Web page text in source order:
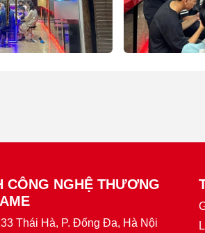
CÔNG NGHỆ THƯƠNG
Thái Hà, P. Đống Đa, Hà Nội